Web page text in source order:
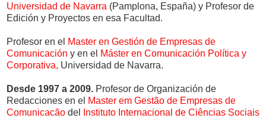
Universidad de Navarra (Pamplona, España) y Profesor de
Edición y Proyectos en esa Facultad.
Profesor en el Master en Gestión de Empresas de
Comunicación y en el Máster en Comunicación Política y
Corporativa, Universidad de Navarra.
Desde 1997 a 2009. Profesor de Organización de
Redacciones en el Master em Gestão de Empresas de
Comunicacão del
Instituto Internacional de Ciências Sociais